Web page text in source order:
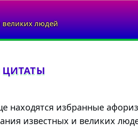
великих людей
находятся избранные
известных и великих